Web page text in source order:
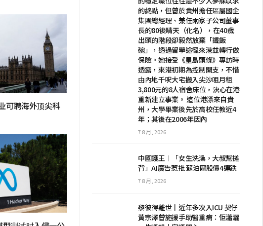
可聘海外顶尖科
的終點，但曾於貴州擔任區屬國企
集團總經理、兼任兩家子公司董事
長的80後晴天（化名），在40歲
出頭的階段卻毅然放棄「鐵飯
碗」，透過留學途徑來港並轉行做
保險。她接受《星島頭條》專訪時
透露，來港初期為控制開支，不惜
由內地千呎大宅搬入尖沙咀月租
3,800元的8人宿舍床位，決心在港
重新建立事業。 這位港漂來自貴
州，大學畢業後先於高校任教近4
年；其後在2006年因內
7 8 月, 2026
中國鑊王︱「女生洗澡，大叔幫搓
背」AI廣告惹批 蘇泊爾股價4連跌
7 8 月, 2026
黎彼得離世丨近年多次入ICU 契仔
黃宗澤曾施援手助醫重病：佢瀟灑